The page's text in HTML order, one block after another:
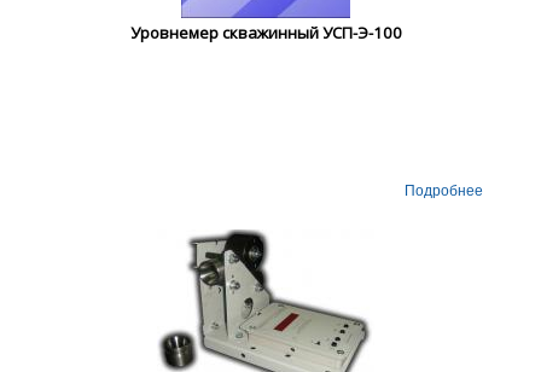
Уровнемер скважинный УСП-Э-100
Подробнее